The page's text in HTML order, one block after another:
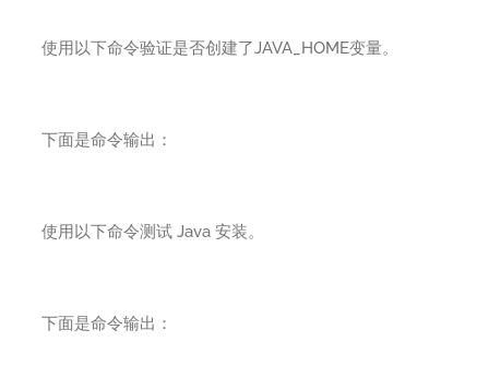
使用以下命令验证是否创建了JAVA_HOME变量。
下面是命令输出：
使用以下命令测试 Java 安装。
下面是命令输出：